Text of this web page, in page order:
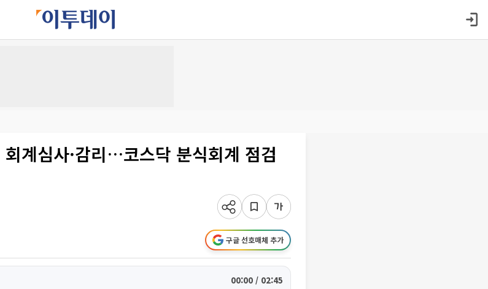
계심사·감리…코스닥 분식회계 점검
구글 선호매체 추가
00:00 / 02:45